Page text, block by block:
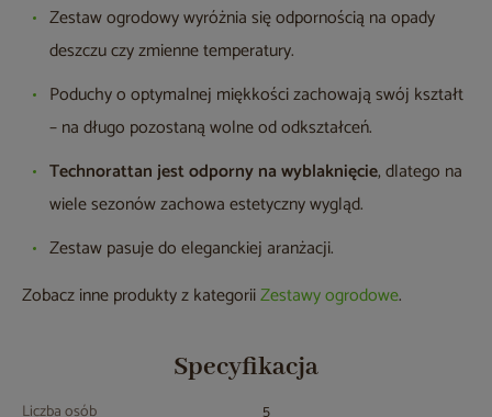
Zestaw ogrodowy wyróżnia się odpornością na opady
deszczu czy zmienne temperatury.
Poduchy o optymalnej miękkości zachowają swój kształt
– na długo pozostaną wolne od odkształceń.
Technorattanjest odporny na wyblaknięcie, dlatego na
wiele sezonów zachowa estetyczny wygląd.
Zestaw pasuje do eleganckiej aranżacji.
Zobacz inne produkty z kategoriiZestawy ogrodowe.
Specyfikacja